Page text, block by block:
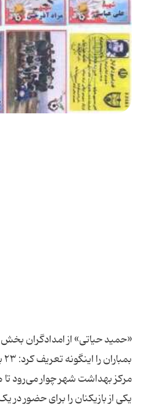
«حمید حیاتی» از امدادگران
مرکز بهداشت شهر چوار می‌رود
یکی از بازیکنان را برای حضور